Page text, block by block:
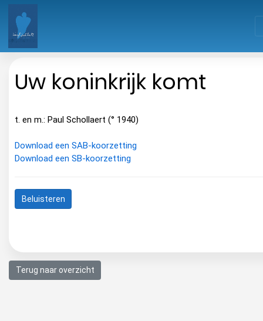
Uw koninkrijk komt
t. en m.: Paul Schollaert (° 1940)
Download een SAB-koorzetting
Download een SB-koorzetting
Beluisteren
Terug naar overzicht